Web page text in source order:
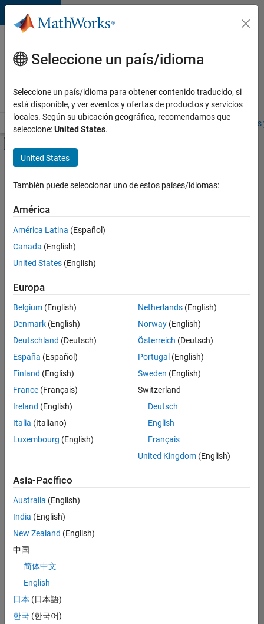
Saltar al contenido
Ofertas
de
empleo
MathWorks
Visión general Búsqueda de empleo Oficinas locales
Contenido principal
FILTRADO POR
Ordenar por
Guardar
empleos
seleccionados
No se
han
traducido
todos
los
empleos.
Busque
por
ubicación
todos
empleos
en su
zona.
Product Strategy Lead - Cloud & Ecosystem for Simulink
Ecosystem for
US-MA-Natick
Seleccione un país/idioma
Seleccione un país/idioma para obtener contenido traducido, si
está disponible, y ver eventos y ofertas de productos y servicios
locales. Según su ubicación geográfica, recomendamos que
seleccione:United States.
United States
También puede seleccionar uno de estos países/idiomas:
América
América Latina (Español)
Canada (English)
United States (English)
Europa
Belgium (English)
Denmark (English)
Deutschland (Deutsch)
España (Español)
Finland (English)
France (Français)
Ireland (English)
Italia (Italiano)
Luxembourg (English)
Netherlands(English)
Norway(English)
Österreich (Deutsch)
Portugal (English)
Sweden (English)
Switzerland
Deutsch
English
Français
United Kingdom(English)
Asia-Pacífico
Australia (English)
India (English)
New Zealand (English)
中国
简体中文
English
日本 (日本語)
한국 (한국어)